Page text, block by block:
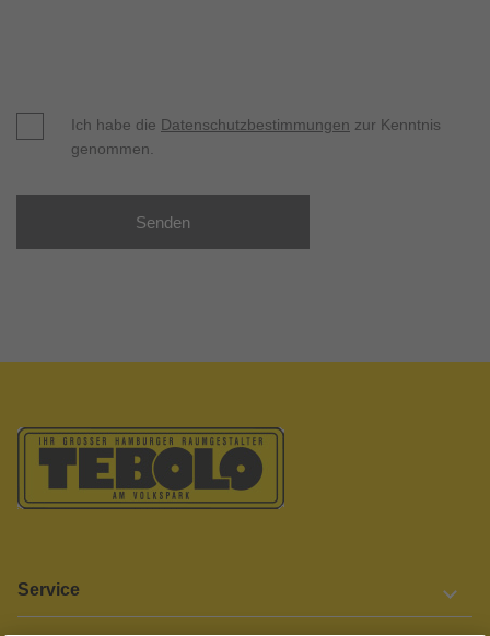
Ich habe die Datenschutzbestimmungen zur Kenntnis
genommen.
Senden
Service